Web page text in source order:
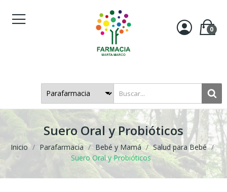
0
Suero Oral y Probióticos
Inicio Parafarmacia Bebé y Mamá
Salud para Bebé
Suero Oral y Probióticos